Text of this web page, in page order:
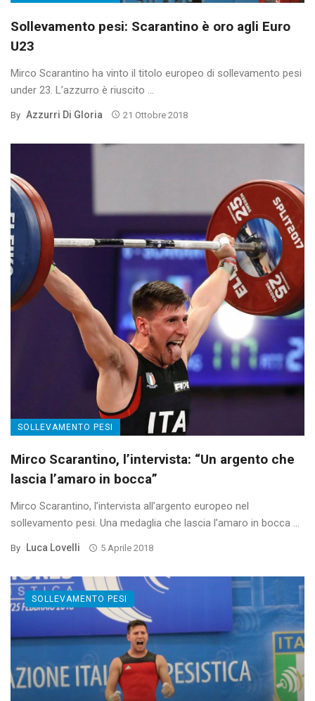
Sollevamento pesi: Scarantino è oro agli Euro
U23
Mirco Scarantino ha vinto il titolo europeo di sollevamento pesi
under 23. L’azzurro è riuscito ...
By Azzurri Di Gloria 21 Ottobre 2018
SOLLEVAMENTO PESI
Mirco Scarantino, l’intervista: “Un argento che
lascia l’amaro in bocca”
Mirco Scarantino, l’intervista all’argento europeo nel
sollevamento pesi. Una medaglia che lascia l’amaro in bocca ...
By Luca Lovelli 5 Aprile 2018
SOLLEVAMENTO PESI